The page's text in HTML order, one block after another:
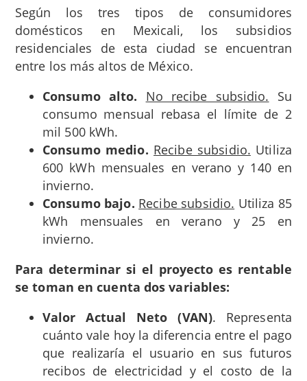
Según los tres tipos de consumidores
domésticos en Mexicali, los subsidios
residenciales de esta ciudad se encuentran
entre los más altos de México.
Consumo alto.
No recibe subsidio. Su
consumo mensual rebasa el límite de 2
mil 500 kWh.
Consumo medio. Recibe subsidio. Utiliza
600 kWh mensuales en verano y 140 en
invierno.
Consumo bajo. Recibe subsidio. Utiliza 85
kWh mensuales en verano y 25 en
invierno.
Para determinar si el proyecto es rentable
se toman en cuenta dos variables:
Valor Actual Neto (VAN). Representa
cuánto vale hoy la diferencia entre el pago
que realizaría el usuario en sus futuros
recibos de electricidad y el costo de la